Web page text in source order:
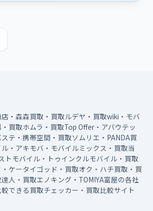
・森森買取・買取ルデヤ・買取wiki・モバ
買取ホムラ・買取Top Offer・アバウテッ
テ・携帯空間・買取ソムリエ・PANDA買
・アキモバ・モバイルミックス・買取当
トモバイル・トゥインクルモバイル・買取
ケータイゴッド・買取オク・ハチ買取・買
人・買取エノキング・TOMIYA富屋の各社
できる買取チェッカー・買取比較サイト